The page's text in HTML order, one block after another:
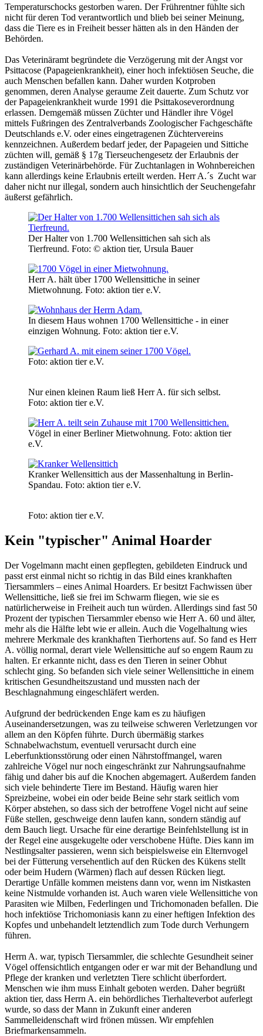
Temperaturschocks gestorben waren. Der Frührentner fühlte sich
nicht für deren Tod verantwortlich und blieb bei seiner Meinung,
dass die Tiere es in Freiheit besser hätten als in den Händen der
Behörden.
Das Veterinäramt begründete die Verzögerung mit der Angst vor
Psittacose (Papageienkrankheit), einer hoch infektiösen Seuche, die
auch Menschen befallen kann. Daher wurden Kotproben
genommen, deren Analyse geraume Zeit dauerte. Zum Schutz vor
der Papageienkrankheit wurde 1991 die Psittakoseverordnung
erlassen. Demgemäß müssen Züchter und Händler ihre Vögel
mittels Fußringen des Zentralverbands Zoologischer Fachgeschäfte
Deutschlands e.V. oder eines eingetragenen Züchtervereins
kennzeichnen. Außerdem bedarf jeder, der Papageien und Sittiche
züchten will, gemäß § 17g Tierseuchengesetz der Erlaubnis der
zuständigen Veterinärbehörde. Für Zuchtanlagen in Wohnbereichen
kann allerdings keine Erlaubnis erteilt werden. Herr A.´s Zucht war
daher nicht nur illegal, sondern auch hinsichtlich der Seuchengefahr
äußerst gefährlich.
Der Halter von 1.700 Wellensittichen sah sich als
Tierfreund. Foto: © aktion tier, Ursula Bauer
Herr A. hält über 1700 Wellensittiche in seiner
Mietwohnung. Foto: aktion tier e.V.
In diesem Haus wohnen 1700 Wellensittiche - in einer
einzigen Wohnung. Foto: aktion tier e.V.
Foto: aktion tier e.V.
Nur einen kleinen Raum ließ Herr A. für sich selbst.
Foto: aktion tier e.V.
Vögel in einer Berliner Mietwohnung. Foto: aktion tier
e.V.
Kranker Wellensittich aus der Massenhaltung in Berlin-
Spandau. Foto: aktion tier e.V.
Foto: aktion tier e.V.
Kein "typischer" Animal Hoarder
Der Vogelmann macht einen gepflegten, gebildeten Eindruck und
passt erst einmal nicht so richtig in das Bild eines krankhaften
Tiersammlers – eines Animal Hoarders. Er besitzt Fachwissen über
Wellensittiche, ließ sie frei im Schwarm fliegen, wie sie es
natürlicherweise in Freiheit auch tun würden. Allerdings sind fast 50
Prozent der typischen Tiersammler ebenso wie Herr A. 60 und älter,
mehr als die Hälfte lebt wie er allein. Auch die Vogelhaltung wies
mehrere Merkmale des krankhaften Tierhortens auf. So fand es Herr
A. völlig normal, derart viele Wellensittiche auf so engem Raum zu
halten. Er erkannte nicht, dass es den Tieren in seiner Obhut
schlecht ging. So befanden sich viele seiner Wellensittiche in einem
kritischen Gesundheitszustand und mussten nach der
Beschlagnahmung eingeschläfert werden.
Aufgrund der bedrückenden Enge kam es zu häufigen
Auseinandersetzungen, was zu teilweise schweren Verletzungen vor
allem an den Köpfen führte. Durch übermäßig starkes
Schnabelwachstum, eventuell verursacht durch eine
Leberfunktionsstörung oder einen Nährstoffmangel, waren
zahlreiche Vögel nur noch eingeschränkt zur Nahrungsaufnahme
fähig und daher bis auf die Knochen abgemagert. Außerdem fanden
sich viele behinderte Tiere im Bestand. Häufig waren hier
Spreizbeine, wobei ein oder beide Beine sehr stark seitlich vom
Körper abstehen, so dass sich der betroffene Vogel nicht auf seine
Füße stellen, geschweige denn laufen kann, sondern ständig auf
dem Bauch liegt. Ursache für eine derartige Beinfehlstellung ist in
der Regel eine ausgekugelte oder verschobene Hüfte. Dies kann im
Nestlingsalter passieren, wenn sich beispielsweise ein Elternvogel
bei der Fütterung versehentlich auf den Rücken des Kükens stellt
oder beim Hudern (Wärmen) flach auf dessen Rücken liegt.
Derartige Unfälle kommen meistens dann vor, wenn im Nistkasten
keine Nistmulde vorhanden ist. Auch waren viele Wellensittiche von
Parasiten wie Milben, Federlingen und Trichomonaden befallen. Die
hoch infektiöse Trichomoniasis kann zu einer heftigen Infektion des
Kopfes und unbehandelt letztendlich zum Tode durch Verhungern
führen.
Herrn A. war, typisch Tiersammler, die schlechte Gesundheit seiner
Vögel offensichtlich entgangen oder er war mit der Behandlung und
Pflege der kranken und verletzten Tiere schlicht überfordert.
Menschen wie ihm muss Einhalt geboten werden. Daher begrüßt
aktion tier, dass Herrn A. ein behördliches Tierhalteverbot auferlegt
wurde, so dass der Mann in Zukunft einer anderen
Sammelleidenschaft wird frönen müssen. Wir empfehlen
Briefmarkensammeln.